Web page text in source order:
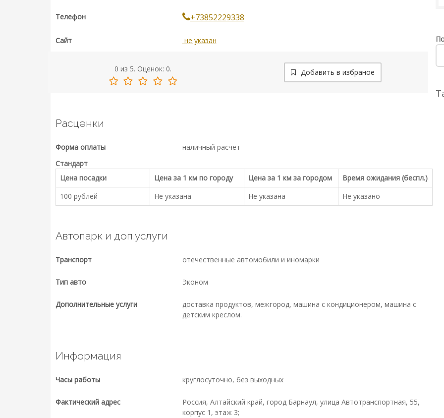
Телефон +73852229338
Сайт не указан
0 из 5. Оценок: 0. Добавить в избраное
Расценки
Форма оплаты
наличный расчет
Стандарт
Цена посадки
Цена за 1 км по городу Цена за 1 км за городом
Время ожидания (беспл.)
100 рублей
Не указана Не указана Не указано
Автопарк и доп.услуги
Транспорт отечественные автомобили и иномарки
Тип авто Эконом
Дополнительные услуги
доставка продуктов, межгород, машина с кондиционером, машина с
детским креслом.
Информация
Часы работы круглосуточно, без выходных
Фактический адрес
Россия, Алтайский край, город Барнаул, улица Автотранспортная, 55,
корпус 1, этаж 3;